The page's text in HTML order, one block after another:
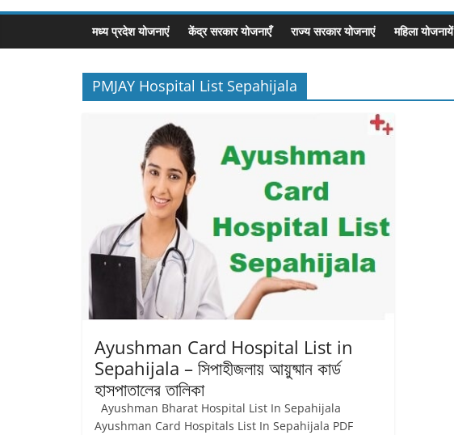
मध्य प्रदेश योजनाएं केंद्र सरकार योजनाएँ राज्य सरकार योजनाएं महिला योजनायें
PMJAY Hospital List Sepahijala
Ayushman Card Hospital List in
Sepahijala – সিপাহীজলায় আয়ুষ্মান কার্ড
হাসপাতালের তালিকা
Ayushman Bharat Hospital List In Sepahijala
Ayushman Card Hospitals List In Sepahijala PDF